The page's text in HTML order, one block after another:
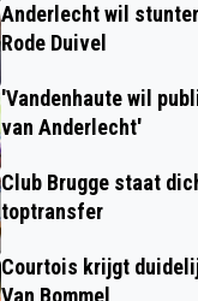
Anderlecht wil
Rode Duivel
'Vandenhaute wil
van Anderlecht'
Club Brugge staat
toptransfer
Courtois krijgt
Van Bommel